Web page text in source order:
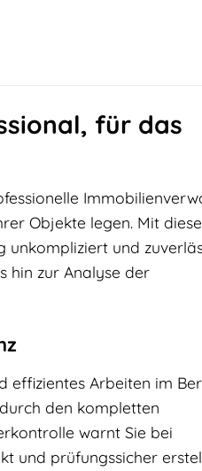
für das
Objekte legen. Mit
unkompliziert und
hin zur Analyse der
effizientes Arbeiten im
den kompletten
warnt Sie bei
und prüfungssicher